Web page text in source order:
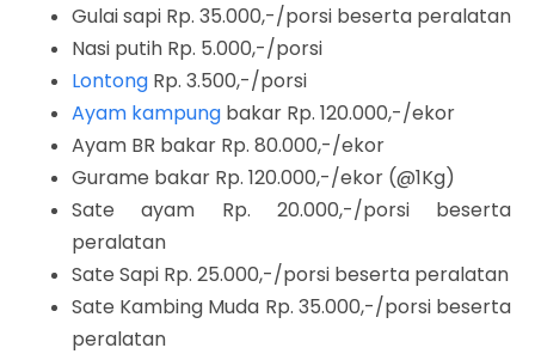
Gulai sapi Rp. 35.000,-/porsi beserta peralatan
Nasi putih Rp. 5.000,-/porsi
Lontong Rp. 3.500,-/porsi
Ayam kampung bakar Rp. 120.000,-/ekor
Ayam BR bakar Rp. 80.000,-/ekor
Gurame bakar Rp. 120.000,-/ekor (@1Kg)
Sate ayam Rp. 20.000,-/porsi beserta
peralatan
Sate Sapi Rp. 25.000,-/porsi beserta peralatan
Sate Kambing Muda Rp. 35.000,-/porsi beserta
peralatan